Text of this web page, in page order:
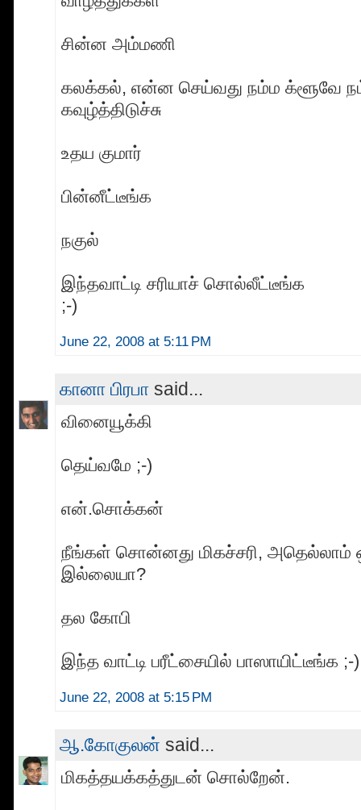
சின்ன அம்மணி
கலக்கல், என்ன செய்வது நம்ம க்ளூவே
கவுழ்த்திடுச்சு
உதய குமார்
பின்னீட்டீங்க
நகுல்
இந்தவாட்டி சரியாச் சொல்லீட்டீங்க
;-)
June 22, 2008 at 5:11 PM
கானா பிரபா said...
வினையூக்கி
தெய்வமே ;-)
என்.சொக்கன்
நீங்கள் சொன்னது மிகச்சரி, அதெல்லாம்
இல்லையா?
தல கோபி
இந்த வாட்டி பரீட்சையில் பாஸாயிட்டீங்க ;-)
June 22, 2008 at 5:15 PM
ஆ.கோகுலன் said...
மிகத்தயக்கத்துடன் சொல்றேன்.